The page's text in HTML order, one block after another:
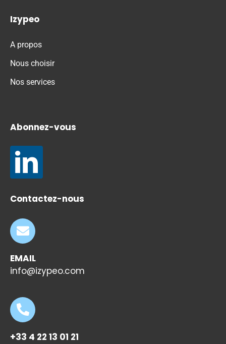
Izypeo
A propos
Nous choisir
Nos services
Abonnez-vous
Contactez-nous
EMAIL
info@izypeo.com
+33 4 22 13 01 21